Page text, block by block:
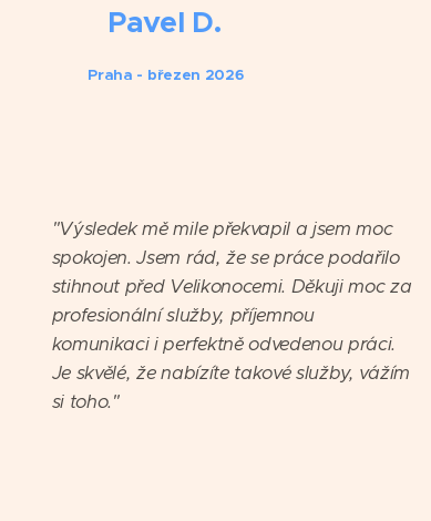
Pavel D.
Praha - březen 2026
"Výsledek mě mile překvapil a jsem moc
spokojen. Jsem rád, že se práce podařilo
stihnout před Velikonocemi. Děkuji moc za
profesionální služby, příjemnou
komunikaci i perfektně odvedenou práci.
Je skvělé, že nabízíte takové služby, vážím
si toho."